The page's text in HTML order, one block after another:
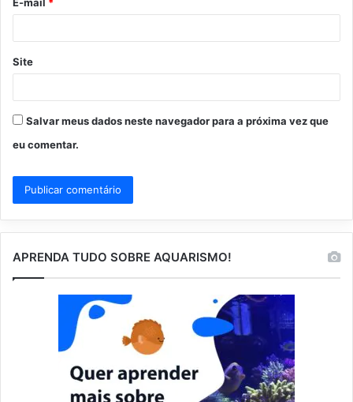
*
E-mail *
Site
Salvar meus dados neste navegador para a próxima vez que
eu comentar.
APRENDA TUDO SOBRE AQUARISMO!